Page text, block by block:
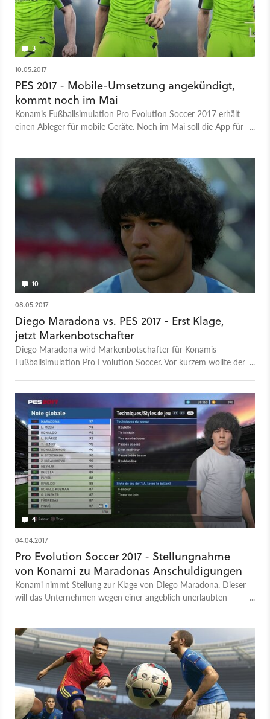
Multiplayer-Modus, bei dem die Spieler wahlweise gegen
Kontrahenten aus der ganzen Welt oder lokal gegen Freunde
antreten. Pro Evolution Soccer 2017 Mobile ist ab sofort
kostenlos für Android und iOS verfügbar.
3
10.05.2017
PES 2017 - Mobile-Umsetzung angekündigt,
kommt noch im Mai
Konamis Fußballsimulation Pro Evolution Soccer 2017 erhält
einen Ableger für mobile Geräte. Noch im Mai soll die App für
10
08.05.2017
Diego Maradona vs. PES 2017 - Erst Klage,
jetzt Markenbotschafter
Diego Maradona wird Markenbotschafter für Konamis
Fußballsimulation Pro Evolution Soccer. Vor kurzem wollte der
4
04.04.2017
Pro Evolution Soccer 2017 - Stellungnahme
von Konami zu Maradonas Anschuldigungen
Konami nimmt Stellung zur Klage von Diego Maradona. Dieser
will das Unternehmen wegen einer angeblich unerlaubten